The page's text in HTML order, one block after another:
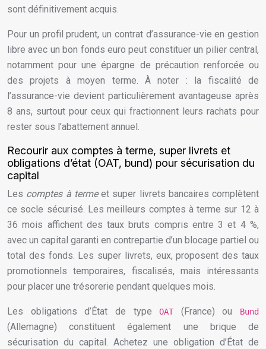
sont définitivement acquis.
Pour un profil prudent, un contrat d’assurance-vie en gestion
libre avec un bon fonds euro peut constituer un pilier central,
notamment pour une épargne de précaution renforcée ou
des projets à moyen terme. À noter : la fiscalité de
l’assurance-vie devient particulièrement avantageuse après
8 ans, surtout pour ceux qui fractionnent leurs rachats pour
rester sous l’abattement annuel.
Recourir aux comptes à terme, super livrets et
obligations d’état (OAT, bund) pour sécurisation du
capital
Les comptes à termeet super livrets bancaires complètent
ce socle sécurisé. Les meilleurs comptes à terme sur 12 à
36 mois affichent des taux bruts compris entre 3 et 4 %,
avec un capital garanti en contrepartie d’un blocage partiel ou
total des fonds. Les super livrets, eux, proposent des taux
promotionnels temporaires, fiscalisés, mais intéressants
pour placer une trésorerie pendant quelques mois.
Les obligations d’État de typeOAT (France) ou Bund
(Allemagne) constituent également une brique de
sécurisation du capital. Achetez une obligation d’État de